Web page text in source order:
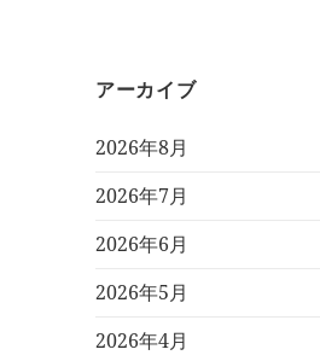
アーカイブ
2026年8月
2026年7月
2026年6月
2026年5月
2026年4月